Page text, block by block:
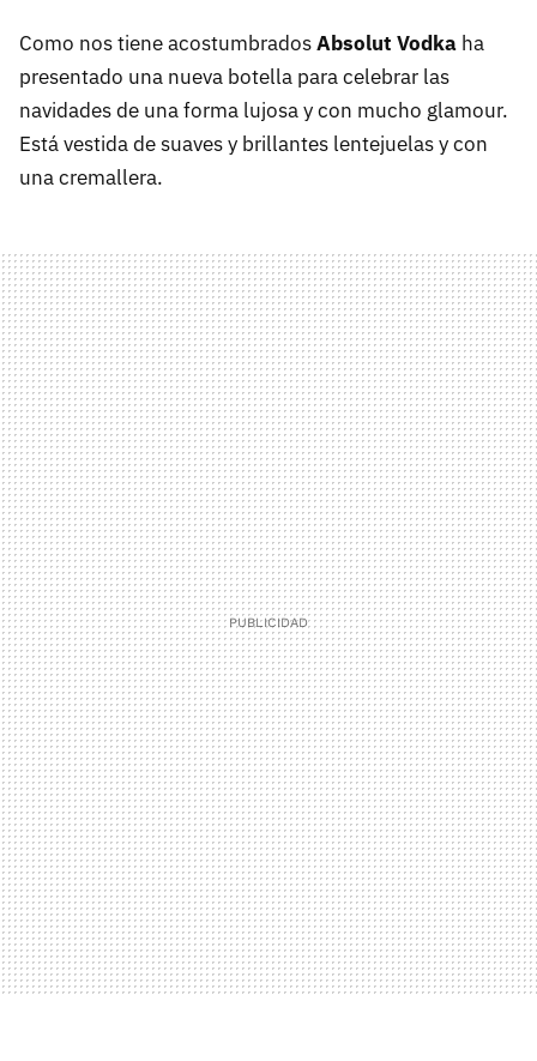
Como nos tiene acostumbradosAbsolut Vodka ha
presentado una nueva botella para celebrar las
navidades de una forma lujosa y con mucho glamour.
Está vestida de suaves y brillantes lentejuelas y con
una cremallera.